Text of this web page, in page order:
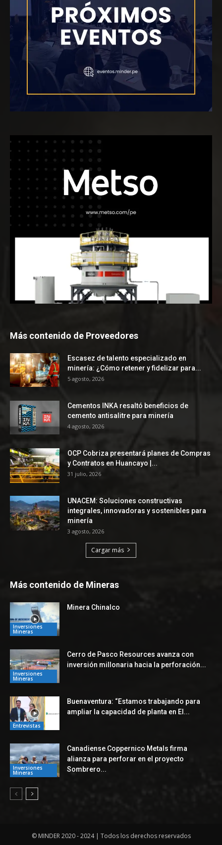
Más contenido de Proveedores
Escasez de talento especializado en
minería: ¿Cómo retener y fidelizar para...
5 agosto, 2026
Cementos INKA resaltó beneficios de
cemento antisalitre para minería
4 agosto, 2026
OCP Cobriza presentará planes de Compras
y Contratos en Huancayo |...
31 julio, 2026
UNACEM: Soluciones constructivas
integrales, innovadoras y sostenibles para
minería
3 agosto, 2026
Cargar más
Más contenido de Mineras
Inversiones
Mineras
Minera Chinalco
Inversiones
Mineras
Cerro de Pasco Resources avanza con
inversión millonaria hacia la perforación...
Entrevistas
Buenaventura: “Estamos trabajando para
ampliar la capacidad de planta en El...
Inversiones
Mineras
Canadiense Coppernico Metals firma
alianza para perforar en el proyecto
Sombrero...
© MINDER 2020 - 2024 | Todos los derechos reservados